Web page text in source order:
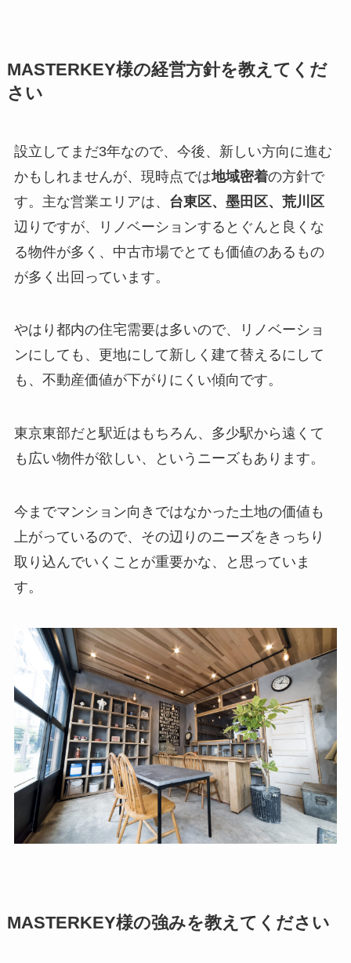
MASTERKEY様の経営方針を教えてくだ
さい
設立してまだ3年なので、今後、新しい方向に進む
かもしれませんが、現時点では地域密着の方針で
す。主な営業エリアは、 台東区、墨田区、荒川区
辺りですが、リノベーションするとぐんと良くな
る物件が多く、中古市場でとても価値のあるもの
が多く出回っています。
やはり都内の住宅需要は多いので、リノベーショ
ンにしても、更地にして新しく建て替えるにして
も、不動産価値が下がりにくい傾向です。
東京東部だと駅近はもちろん、多少駅から遠くて
も広い物件が欲しい、というニーズもあります。
今までマンション向きではなかった土地の価値も
上がっているので、その辺りのニーズをきっちり
取り込んでいくことが重要かな、と思っていま
す。
MASTERKEY様の強みを教えてください